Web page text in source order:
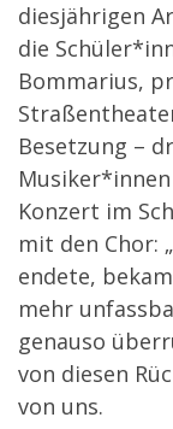
diesjährigen
die
Bommarius,
Besetzung –
Konzert im
mit den Chor:
endete,
mehr
genauso
von diesen
von uns.